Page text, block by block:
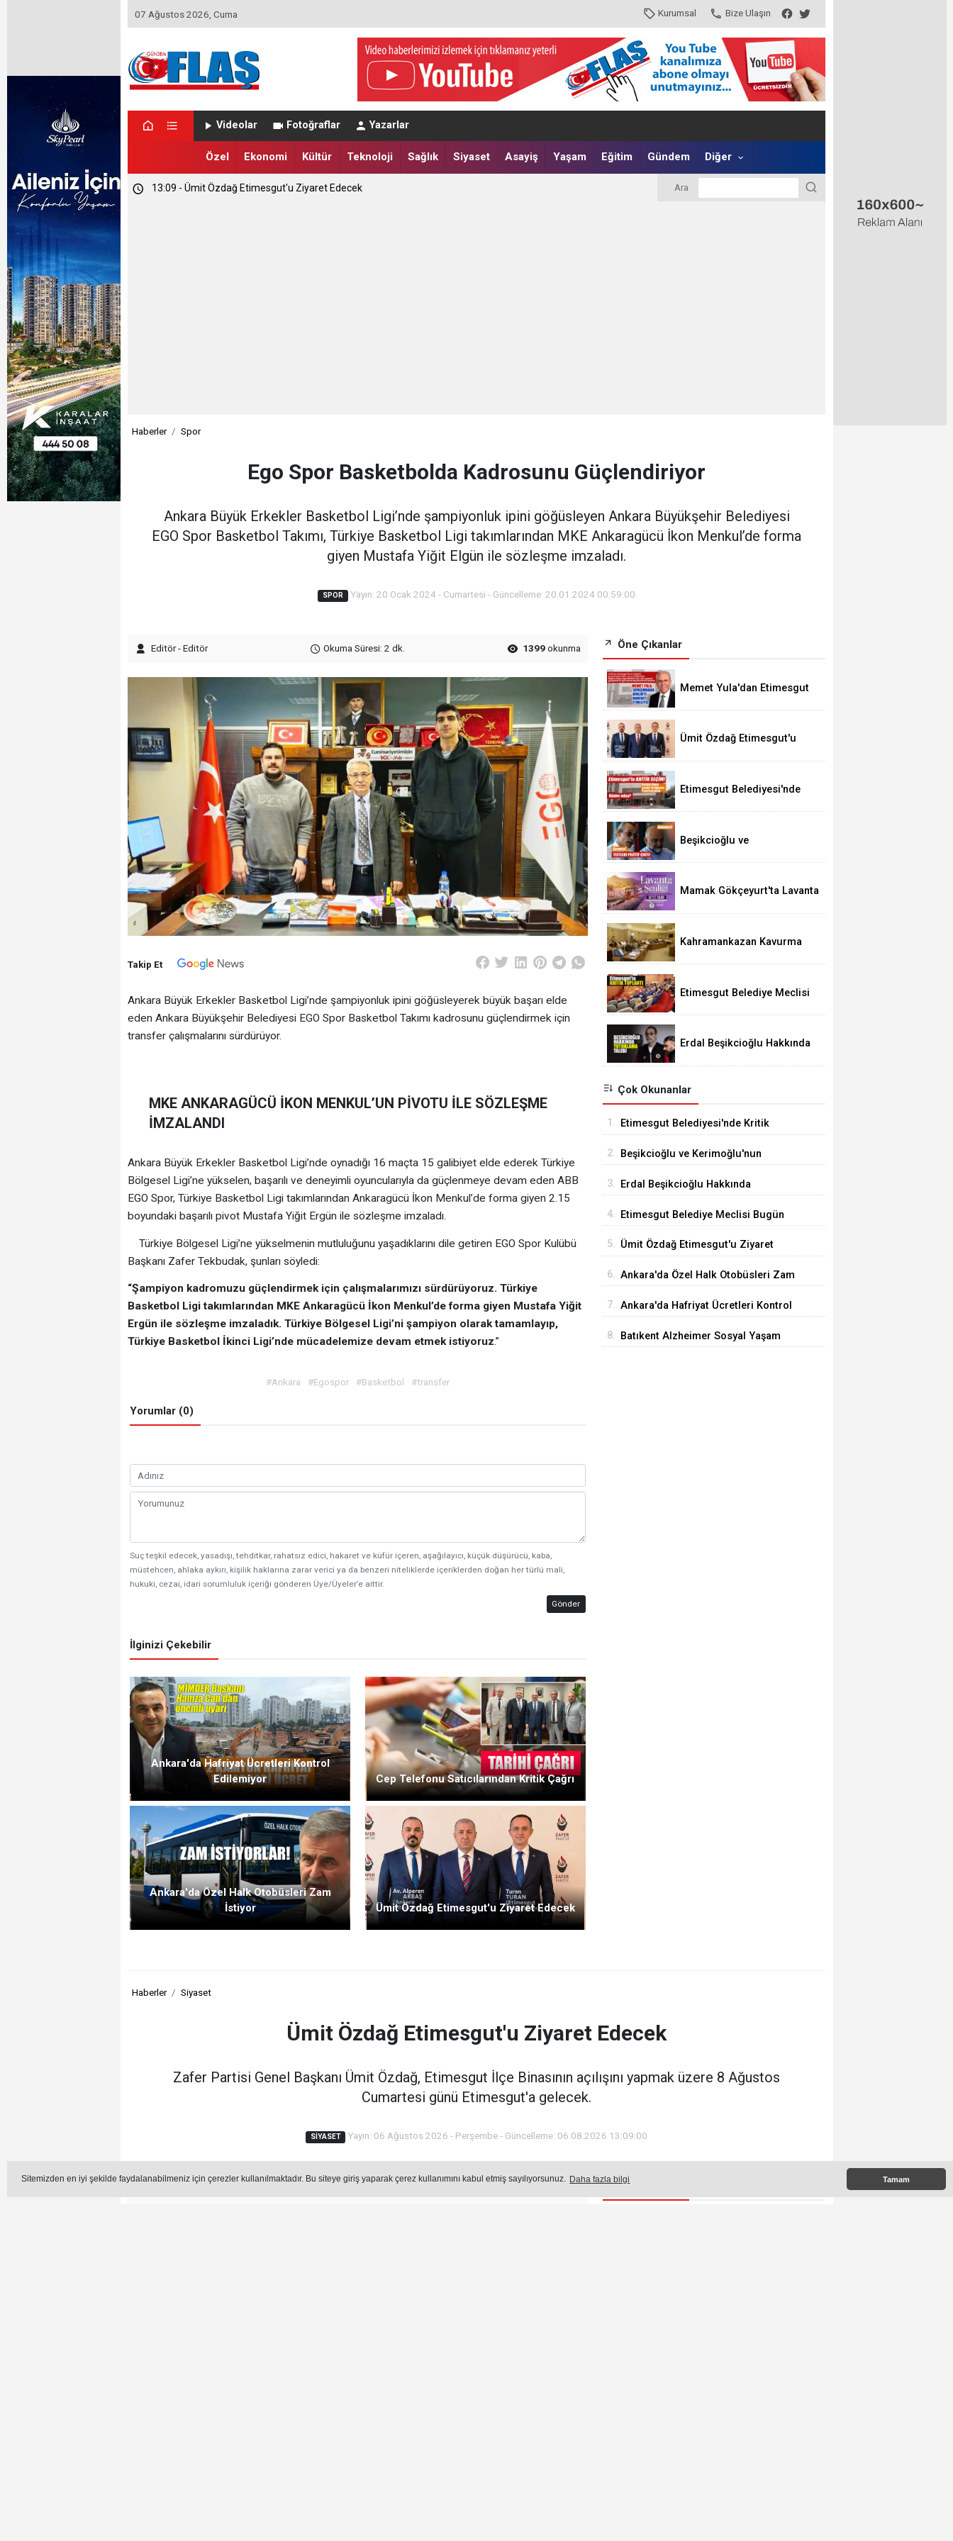
Sitemizden en iyi şekilde faydalanabilmeniz için çerezler kullanılmaktadır. Bu siteye giriş yaparak çerez kullanımını kabul etmiş sayılıyorsunuz. Daha fazla bilgi Tamam
07 Ağustos 2026, Cuma Kurumsal Bize Ulaşın
Videolar Fotoğraflar Yazarlar
Özel Ekonomi Kültür Teknoloji Sağlık Siyaset Asayiş Yaşam Eğitim Gündem Diğer
23:46 - Memet Yula'dan Etimesgut Değerlendirmesi
13:09 - Ümit Özdağ Etimesgut'u Ziyaret Edecek Ara
Haberler Spor
Ego Spor Basketbolda Kadrosunu Güçlendiriyor
Ankara Büyük Erkekler Basketbol Ligi’nde şampiyonluk ipini göğüsleyen Ankara Büyükşehir Belediyesi
EGO Spor Basketbol Takımı, Türkiye Basketbol Ligi takımlarından MKE Ankaragücü İkon Menkul’de forma
giyen Mustafa Yiğit Elgün ile sözleşme imzaladı.
SPOR Yayın: 20 Ocak 2024 - Cumartesi - Güncelleme: 20.01.2024 00:59:00
Editör - Editör Okuma Süresi: 2 dk. 1399okunma
Takip Et
Ankara Büyük Erkekler Basketbol Ligi’nde şampiyonluk ipini göğüsleyerek büyük başarı elde
eden Ankara Büyükşehir Belediyesi EGO Spor Basketbol Takımı kadrosunu güçlendirmek için
transfer çalışmalarını sürdürüyor.
MKE ANKARAGÜCÜ İKON MENKUL’UN PİVOTU İLE SÖZLEŞME
İMZALANDI
Ankara Büyük Erkekler Basketbol Ligi’nde oynadığı 16 maçta 15 galibiyet elde ederek Türkiye
Bölgesel Ligi’ne yükselen, başarılı ve deneyimli oyuncularıyla da güçlenmeye devam eden ABB
EGO Spor, Türkiye Basketbol Ligi takımlarından Ankaragücü İkon Menkul’de forma giyen 2.15
boyundaki başarılı pivot Mustafa Yiğit Ergün ile sözleşme imzaladı.
Türkiye Bölgesel Ligi’ne yükselmenin mutluluğunu yaşadıklarını dile getiren EGO Spor Kulübü
Başkanı Zafer Tekbudak, şunları söyledi:
“Şampiyon kadromuzu güçlendirmek için çalışmalarımızı sürdürüyoruz. Türkiye
Basketbol Ligi takımlarından MKE Ankaragücü İkon Menkul’de forma giyen Mustafa Yiğit
Ergün ile sözleşme imzaladık. Türkiye Bölgesel Ligi’ni şampiyon olarak tamamlayıp,
Türkiye Basketbol İkinci Ligi’nde mücadelemize devam etmek istiyoruz.”
#Ankara #Egospor #Basketbol #transfer
Yorumlar (0)
Suç teşkil edecek, yasadışı, tehditkar, rahatsız edici, hakaret ve küfür içeren, aşağılayıcı, küçük düşürücü, kaba,
müstehcen, ahlaka aykırı, kişilik haklarına zarar verici ya da benzeri niteliklerde içeriklerden doğan her türlü mali,
hukuki, cezai, idari sorumluluk içeriği gönderen Üye/Üyeler’e aittir.
Gönder
İlginizi Çekebilir
Ankara'da Hafriyat Ücretleri Kontrol
Edilemiyor
Cep Telefonu Satıcılarından Kritik Çağrı
Ankara'da Özel Halk Otobüsleri Zam
İstiyor
Ümit Özdağ Etimesgut'u Ziyaret Edecek
Öne Çıkanlar
Memet Yula'dan Etimesgut
Ümit Özdağ Etimesgut'u
Etimesgut Belediyesi'nde
Beşikcioğlu ve
Pozitif Çıktı
Mamak Gökçeyurt'ta Lavanta
Kahramankazan Kavurma
Etimesgut Belediye Meclisi
Erdal Beşikcioğlu Hakkında
Çok Okunanlar
1. Etimesgut Belediyesi'nde Kritik
2. Beşikcioğlu ve Kerimoğlu'nun
3. Erdal Beşikcioğlu Hakkında
4. Etimesgut Belediye Meclisi Bugün
5. Ümit Özdağ Etimesgut'u Ziyaret
6. Ankara'da Özel Halk Otobüsleri Zam
7. Ankara'da Hafriyat Ücretleri Kontrol
8. Batıkent Alzheimer Sosyal Yaşam
Haberler Siyaset
Ümit Özdağ Etimesgut'u Ziyaret Edecek
Zafer Partisi Genel Başkanı Ümit Özdağ, Etimesgut İlçe Binasının açılışını yapmak üzere 8 Ağustos
Cumartesi günü Etimesgut'a gelecek.
SIYASET Yayın: 06 Ağustos 2026 - Perşembe - Güncelleme: 06.08.2026 13:09:00
Öne Çıkanlar